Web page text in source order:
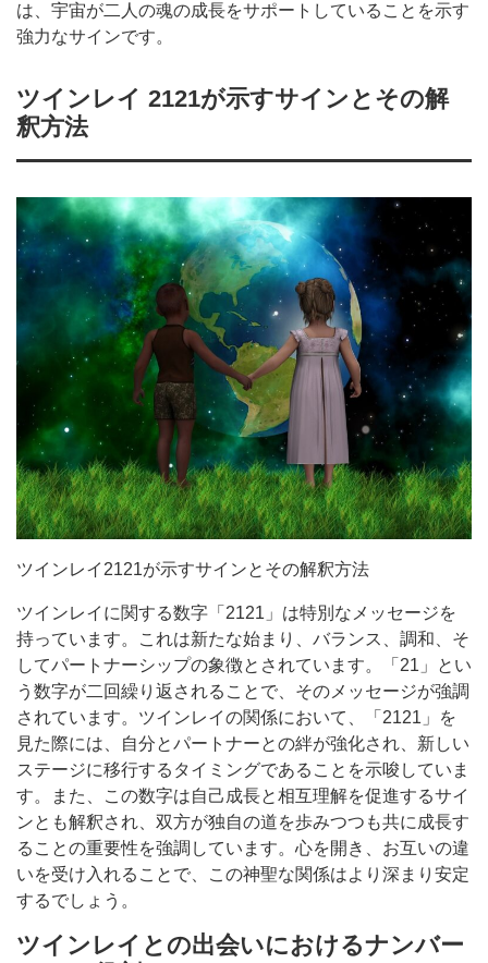
は、宇宙が二人の魂の成長をサポートしていることを示す
強力なサインです。
ツインレイ 2121が示すサインとその解
釈方法
ツインレイ2121が示すサインとその解釈方法
ツインレイに関する数字「2121」は特別なメッセージを
持っています。これは新たな始まり、バランス、調和、そ
してパートナーシップの象徴とされています。「21」とい
う数字が二回繰り返されることで、そのメッセージが強調
されています。ツインレイの関係において、「2121」を
見た際には、自分とパートナーとの絆が強化され、新しい
ステージに移行するタイミングであることを示唆していま
す。また、この数字は自己成長と相互理解を促進するサイ
ンとも解釈され、双方が独自の道を歩みつつも共に成長す
ることの重要性を強調しています。心を開き、お互いの違
いを受け入れることで、この神聖な関係はより深まり安定
するでしょう。
ツインレイとの出会いにおけるナンバー